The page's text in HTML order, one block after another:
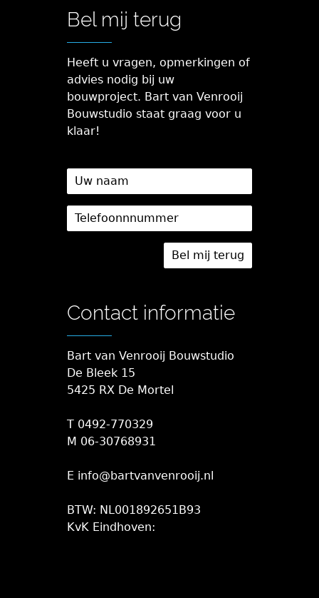
Bel mij terug
Heeft u vragen, opmerkingen of
advies nodig bij uw
bouwproject. Bart van Venrooij
Bouwstudio staat graag voor u
klaar!
Contact informatie
Bart van Venrooij Bouwstudio
De Bleek 15
5425 RX De Mortel
T 0492-770329
M 06-30768931
E info@bartvanvenrooij.nl
BTW: NL001892651B93
KvK Eindhoven: